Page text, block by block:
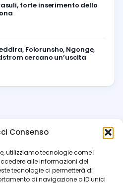
Consenso
utilizziamo tecnologie come i
alle informazioni del
tecnologie ci permetterà di
di navigazione o ID unici
forte inserimento dello
Folorunsho, Ngonge,
cercano un’uscita
Napoli. News, interviste,
giornalistica registrata